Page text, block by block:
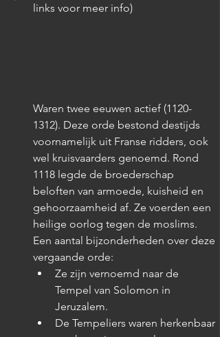
links voor meer info)
Waren twee eeuwen actief (1120-
1312). Deze orde bestond destijds
voornamelijk uit Franse ridders, ook
wel kruisvaarders genoemd. Rond
1118 legde de broederschap
beloften van armoede, kuisheid en
gehoorzaamheid af. Ze voerden een
heilige oorlog tegen de moslims.
Een aantal bijzonderheden over deze
vergaande orde:
Ze zijn vernoemd naar de
Tempel van Solomon in
Jeruzalem.
De Tempeliers waren herkenbaar